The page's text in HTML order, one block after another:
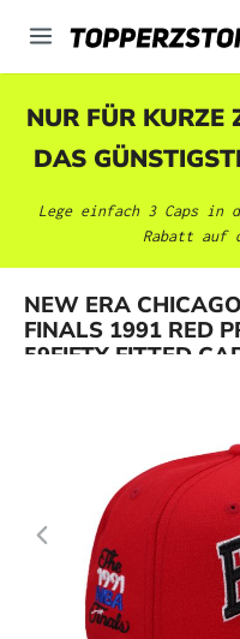
springen
NUR FÜR KURZE
DAS
Lege einfach 3 Caps in
Rabatt auf
NEW ERA
FINALS 1991 RED
59FIFTY FITTED
Bildergalerie überspringen